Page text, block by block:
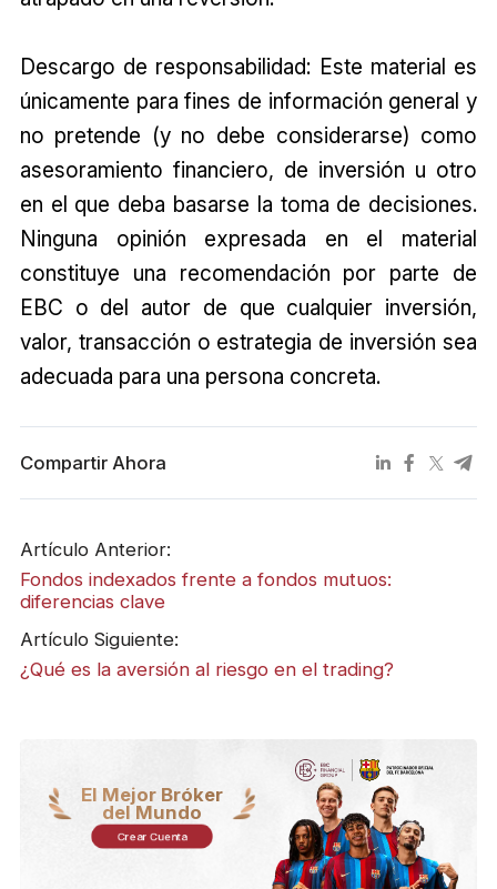
Descargo de responsabilidad: Este material es
únicamente para fines de información general y
no pretende (y no debe considerarse) como
asesoramiento financiero, de inversión u otro
en el que deba basarse la toma de decisiones.
Ninguna opinión expresada en el material
constituye una recomendación por parte de
EBC o del autor de que cualquier inversión,
valor, transacción o estrategia de inversión sea
adecuada para una persona concreta.
Compartir Ahora
Artículo Anterior:
Fondos indexados frente a fondos mutuos:
diferencias clave
Artículo Siguiente:
¿Qué es la aversión al riesgo en el trading?
El Mejor Bróker
del Mundo
Crear Cuenta